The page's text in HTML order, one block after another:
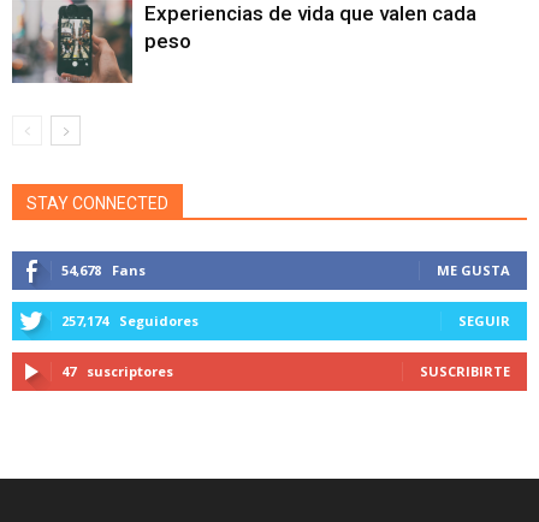
Experiencias de vida que valen cada
peso
STAY CONNECTED
54,678 Fans ME GUSTA
257,174 Seguidores SEGUIR
47 suscriptores SUSCRIBIRTE